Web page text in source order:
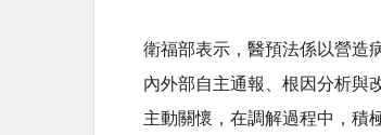
衛福部表示，醫預法係以營造
內外部自主通報、根因分析與
主動關懷，在調解過程中，積